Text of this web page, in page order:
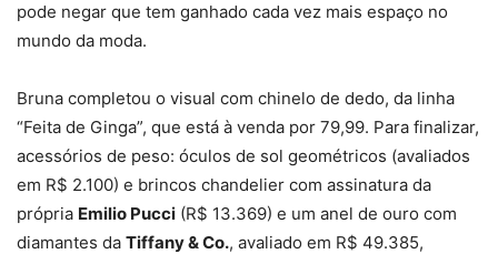
pode negar que tem ganhado cada vez mais espaço no
mundo da moda.
Bruna completou o visual com chinelo de dedo, da linha
“Feita de Ginga”, que está à venda por 79,99. Para finalizar,
acessórios de peso: óculos de sol geométricos (avaliados
em R$ 2.100) e brincos chandelier com assinatura da
própria Emilio Pucci (R$ 13.369) e um anel de ouro com
diamantes da Tiffany & Co., avaliado em R$ 49.385,